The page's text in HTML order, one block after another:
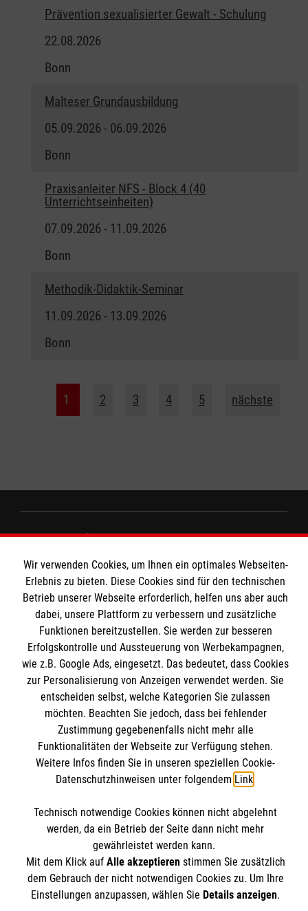
Prävention sexualisierter Gewalt - Schulung
22.08.2026
Bonn
Malteser Grundausbildung
05.09.2026 - 06.09.2026
Bonn
Praxisanleiter NFS - Block 4 (40
Unterrichtseinheiten)
07.09.2026 - 11.09.2026
Bonn
Methodik-Didaktik-Seminar
11.09.2026 - 13.09.2026
Bonn
1 2 3 4 5 nächste
Wir Malteser
Spenden und Helfen
Angebote und Leistungen
Unsere Kurse
Mitarbeiten
Wir Malteser
Informationen
Downloads
Impressum
Malteser online
Malteserorden
Malteser Jugend
Malteser International
Sharepoint
Soziale Netzwerke
Der Malteser Hilfsdienst e.V. ist als eingetragene
gemeinnützige Organisation von der Körperschaft- und
Gewerbesteuer befreit.
Wir verwenden Cookies, um Ihnen ein optimales Webseiten-
Erlebnis zu bieten. Diese Cookies sind für den technischen
Betrieb unserer Webseite erforderlich, helfen uns aber auch
dabei, unsere Plattform zu verbessern und zusätzliche
Funktionen bereitzustellen. Sie werden zur besseren
Erfolgskontrolle und Aussteuerung von Werbekampagnen,
wie z.B. Google Ads, eingesetzt. Das bedeutet, dass Cookies
zur Personalisierung von Anzeigen verwendet werden. Sie
entscheiden selbst, welche Kategorien Sie zulassen
möchten. Beachten Sie jedoch, dass bei fehlender
Zustimmung gegebenenfalls nicht mehr alle
Funktionalitäten der Webseite zur Verfügung stehen.
Weitere Infos finden Sie in unseren speziellen Cookie-
Datenschutzhinweisen unter folgendem Link.
Technisch notwendige Cookies können nicht abgelehnt
werden, da ein Betrieb der Seite dann nicht mehr
gewährleistet werden kann.
Mit dem Klick auf Alle akzeptierenstimmen Sie zusätzlich
dem Gebrauch der nicht notwendigen Cookies zu. Um Ihre
Einstellungen anzupassen, wählen Sie Details anzeigen.